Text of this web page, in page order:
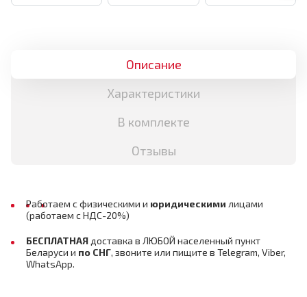
Описание
Характеристики
В комплекте
Отзывы
Работаем с физическими и юридическими лицами
(работаем с НДС-20%)
БЕСПЛАТНАЯ доставка в ЛЮБОЙ населенный пункт
Беларуси и по СНГ, звоните или пищите в Telegram, Viber,
WhatsApp.